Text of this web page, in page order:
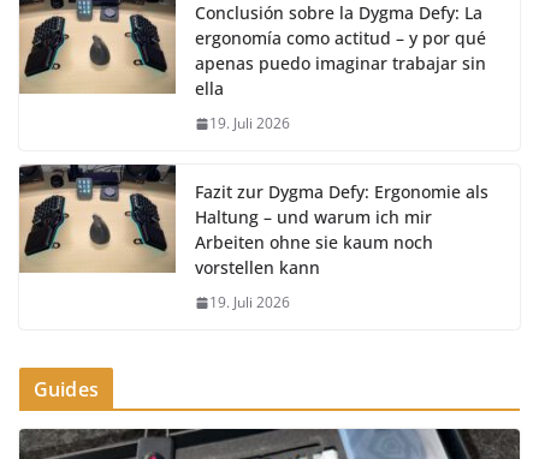
Conclusión sobre la Dygma Defy: La
ergonomía como actitud – y por qué
apenas puedo imaginar trabajar sin
ella
19. Juli 2026
Fazit zur Dygma Defy: Ergonomie als
Haltung – und warum ich mir
Arbeiten ohne sie kaum noch
vorstellen kann
19. Juli 2026
Guides